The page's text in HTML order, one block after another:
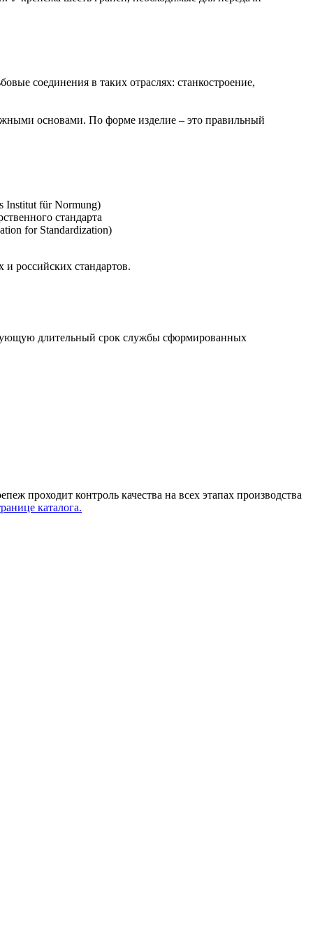
соединения в таких отраслях: станкостроение,
основами. По форме изделие – это правильный
Institut für Normung)
стандарта
for Standardization)
российских стандартов.
длительный срок службы сформированных
проходит контроль качества на всех этапах производства
каталога.